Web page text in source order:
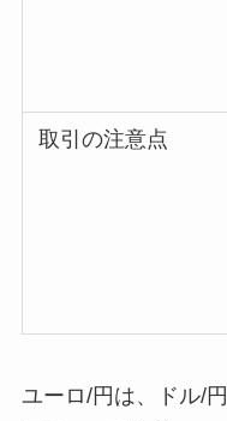
取引の注意点
ユーロ/円は、ドル/